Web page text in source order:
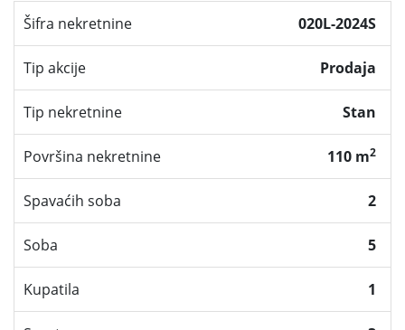
Šifra nekretnine
020L-2024S
Tip akcije Prodaja
Tip nekretnine Stan
Površina nekretnine 110 m2
Spavaćih soba 2
Soba 5
Kupatila 1